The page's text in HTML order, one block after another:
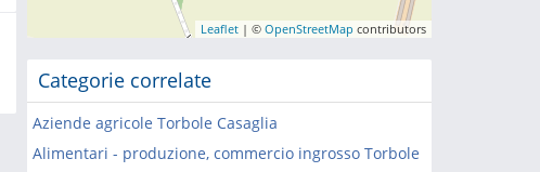
Leaflet | ©OpenStreetMap contributors
Categorie correlate
Aziende agricole Torbole Casaglia
Alimentari - produzione, commercio ingrosso Torbole